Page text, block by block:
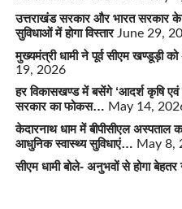
उत्तराखंड सरकार और भारत सरकार के
सुविधाओं में होगा विस्तार June 29,
मुख्यमंत्री धामी ने पूर्व सीएम खण्डूड़ी को
19, 2026
हर विकासखण्ड में बसेंगे ‘आदर्श कृषि एवं
सरकार का फोकस… May 14,
केदारनाथ धाम में बीपीसीएल अस्पताल
आधुनिक स्वास्थ्य सुविधाएं… May 8,
सीएम धामी बोले- अनुभवों से होगा बेहतर